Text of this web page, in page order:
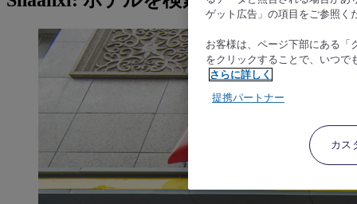
ゲット広告」の項目をご参照く
お客様は、ページ下部にある「
をクリックすることで、いつで
さらに詳しく
提携パートナー
カス